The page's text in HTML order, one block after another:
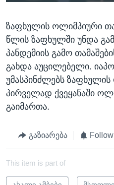
ზაფხულის ოლიმპიური
წლის ზაფხულში უნდა
პანდემიის გამო
გახდა აუცილებელი.
უმასპინძლებს
პირველად ქვეყანაში
გაიმართა.
გაზიარება
This item is part of